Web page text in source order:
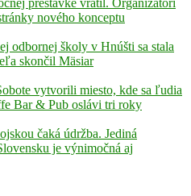
nového konceptu
odbornej školy v Hnúšti sa stala
skončil Mäsiar
vytvorili miesto, kde sa ľudia
Bar & Pub oslávi tri roky
čaká údržba. Jediná
je výnimočná aj